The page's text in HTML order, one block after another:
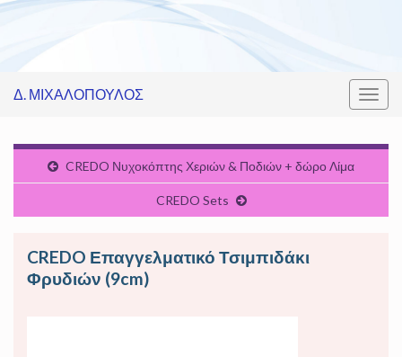
Δ. ΜΙΧΑΛΟΠΟΥΛΟΣ
CREDO Νυχοκόπτης Χεριών & Ποδιών + δώρο Λίμα
CREDO Sets
CREDO Επαγγελματικό Τσιμπιδάκι
Φρυδιών (9cm)